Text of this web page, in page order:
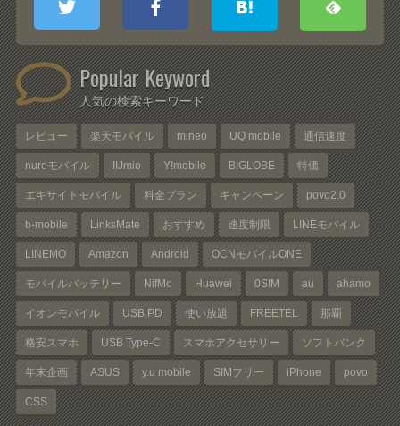
Popular Keyword
人気の検索キーワード
レビュー 楽天モバイル mineo UQ mobile 通信速度
nuroモバイル IIJmio Y!mobile BIGLOBE 特価
エキサイトモバイル 料金プラン キャンペーン povo2.0
b-mobile LinksMate おすすめ 速度制限 LINEモバイル
LINEMO Amazon Android OCNモバイルONE
モバイルバッテリー NifMo Huawei 0SIM au ahamo
イオンモバイル USB PD 使い放題 FREETEL 那覇
格安スマホ USB Type-C スマホアクセサリー ソフトバンク
年末企画 ASUS y.u mobile SIMフリー iPhone povo
CSS